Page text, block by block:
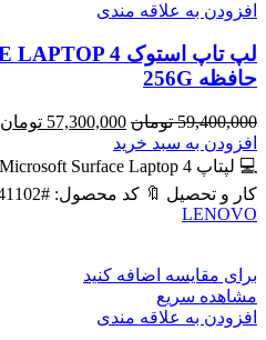
افزودن به علاقه مندی
حافظه 256G
59,400,000 تومان قیمت
اصلی
59,400,000 تومان
57,300,000 تومان
افزودن به سبد خرید
کار و تحصیل 🔖 کد محصول: #41102 📸
LENOVO
برای مقایسه اضافه کنید
مشاهده سریع
افزودن به علاقه مندی